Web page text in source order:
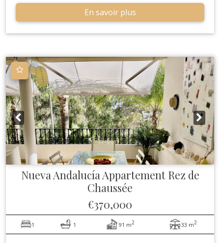
En savoir plus
Nueva Andalucía Appartement Rez de
Chaussée
€370,000
1 1 91 m2 33 m2